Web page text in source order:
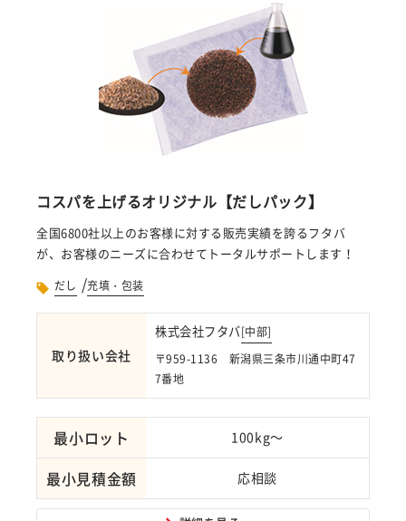
コスパを上げるオリジナル【だしパック】
全国6800社以上のお客様に対する販売実績を誇るフタバ
が、お客様のニーズに合わせてトータルサポートします！
だし /充填・包装
取り扱い会社
株式会社フタバ[中部]
〒959-1136 新潟県三条市川通中町47
7番地
最小ロット 100kg～
最小見積金額 応相談